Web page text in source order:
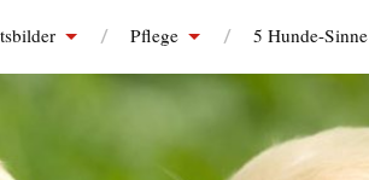
Pflege 5 Hunde-Sinne